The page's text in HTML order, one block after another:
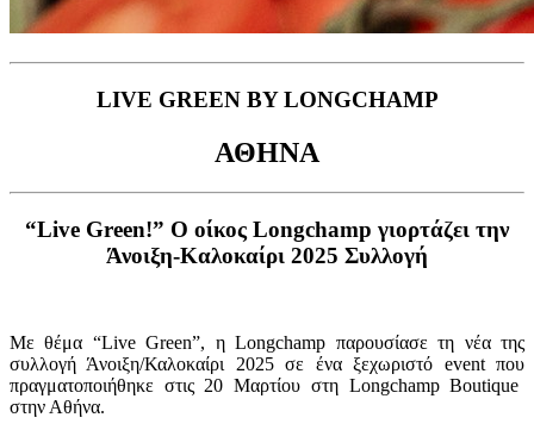
LIVE GREEN BY LONGCHAMP
ΑΘΗΝΑ
“Live Green!” Ο οίκος Longchamp γιορτάζει την
Άνοιξη-Καλοκαίρι 2025 Συλλογή
Με θέμα “Live Green”, η Longchamp παρουσίασε τη νέατης
συλλογή Άνοιξη/Καλοκαίρι 2025σε έναξεχωριστό event που
πραγματοποιήθηκε στις20Μαρτίου στηLongchamp Boutique
στην Αθήνα.